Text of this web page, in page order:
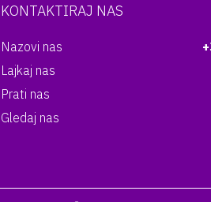
KONTAKTIRAJ NAS
Nazovi nas
Lajkaj nas
Prati nas
Gledaj nas